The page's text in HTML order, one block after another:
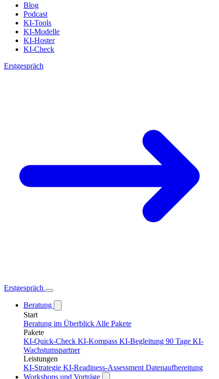
Blog
Podcast
KI-Tools
KI-Modelle
KI-Hoster
KI-Check
Erstgespräch
Erstgespräch
Beratung
Start
Beratung im Überblick Alle Pakete
Pakete
KI-Quick-Check KI-Kompass KI-Begleitung 90 Tage KI-
Wachstumspartner
Leistungen
KI-Strategie KI-Readiness-Assessment Datenaufbereitung
Workshops und Vorträge